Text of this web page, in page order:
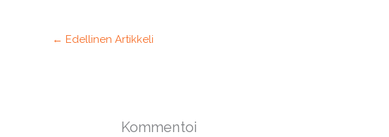
← Edellinen Artikkeli
Kommentoi